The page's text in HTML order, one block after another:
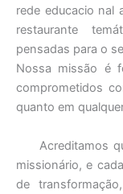
rede educacio nal
restaurante
pensadas para o
Nossa missão é
comprometidos
quanto em
Acreditamos
missionário, e
de